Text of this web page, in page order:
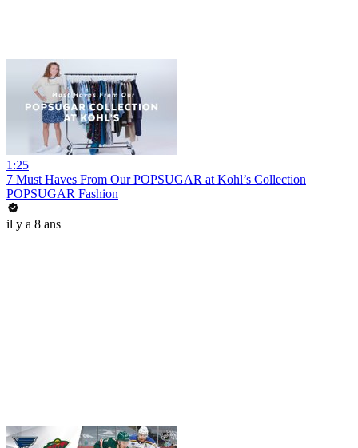
1:25
7 Must Haves From Our POPSUGAR at Kohl’s Collection
POPSUGAR Fashion
il y a 8 ans